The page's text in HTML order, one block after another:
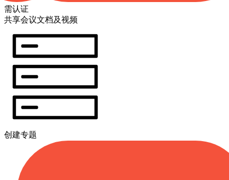
需认证
共享会议文档及视频
创建专题